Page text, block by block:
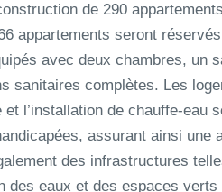
de 290
appartements seront
avec deux chambres, un
sanitaires complètes. Les
l’installation de chauffe-eau
assurant ainsi une
des infrastructures
des eaux et des espaces